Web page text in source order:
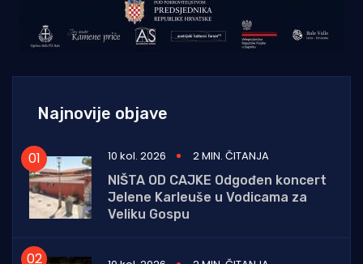
Najnovije objave
10 kol. 2026
2 MIN. ČITANJA
NIŠTA OD CAJKE Odgođen koncert
Jelene Karleuše u Vodicama za
Veliku Gospu